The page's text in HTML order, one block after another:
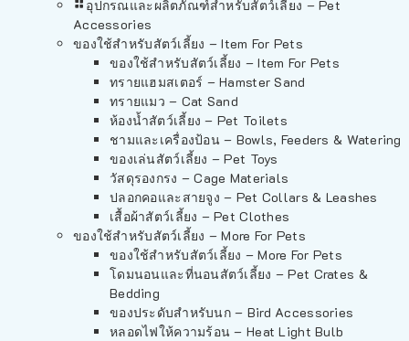
อุปกรณและผลิตภัณฑ์สำหรับสัตว์เลี้ยง – Pet
Accessories
ของใช้สำหรับสัตว์เลี้ยง – Item For Pets
ของใช้สำหรับสัตว์เลี้ยง – Item For Pets
ทรายแฮมสเตอร์ – Hamster Sand
ทรายแมว – Cat Sand
ห้องน้ำสัตว์เลี้ยง – Pet Toilets
ชามและเครื่องป้อน – Bowls, Feeders & Watering
ของเล่นสัตว์เลี้ยง – Pet Toys
วัสดุรองกรง – Cage Materials
ปลอกคอและสายจูง – Pet Collars & Leashes
เสื้อผ้าสัตว์เลี้ยง – Pet Clothes
ของใช้สำหรับสัตว์เลี้ยง – More For Pets
ของใช้สำหรับสัตว์เลี้ยง – More For Pets
โดมนอนและที่นอนสัตว์เลี้ยง – Pet Crates &
Bedding
ของประดับสำหรับนก – Bird Accessories
หลอดไฟให้ความร้อน – Heat Light Bulb